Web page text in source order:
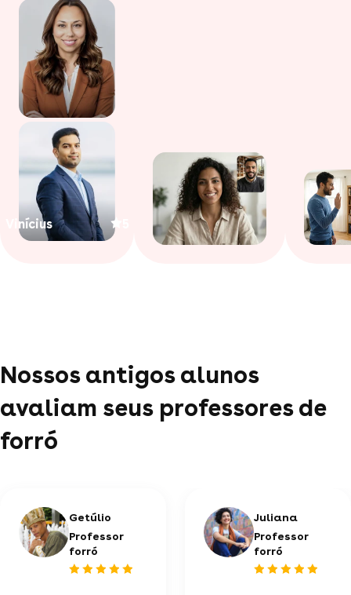
Vinícius
Nossos antigos alunos
avaliam seus professores de
forró
Getúlio
Professor
forró
Juliana
Professor
forró